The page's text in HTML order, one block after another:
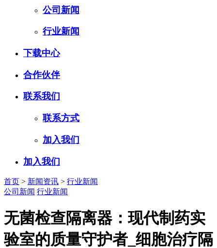
公司新闻
行业新闻
下载中心
合作伙伴
联系我们
联系方式
加入我们
加入我们
首页 > 新闻资讯 > 行业新闻
公司新闻 行业新闻
无菌检查隔离器：现代制药实
验室的质量守护者_细胞治疗隔